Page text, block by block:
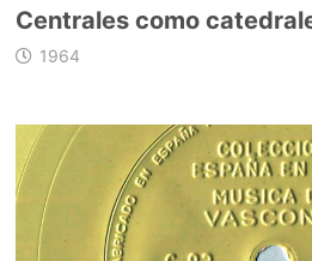
Centrales como
1964